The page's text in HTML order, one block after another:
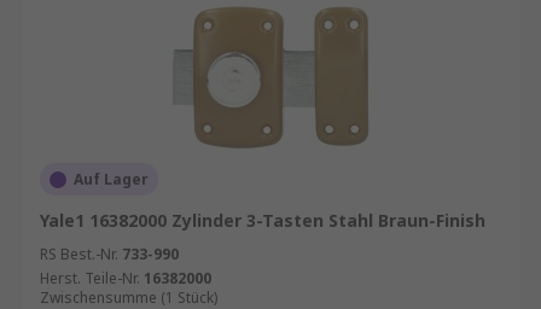
Auf Lager
Yale1 16382000 Zylinder 3-Tasten Stahl Braun-Finish
RS Best.-Nr. 733-990
Herst. Teile-Nr. 16382000
Zwischensumme (1 Stück)